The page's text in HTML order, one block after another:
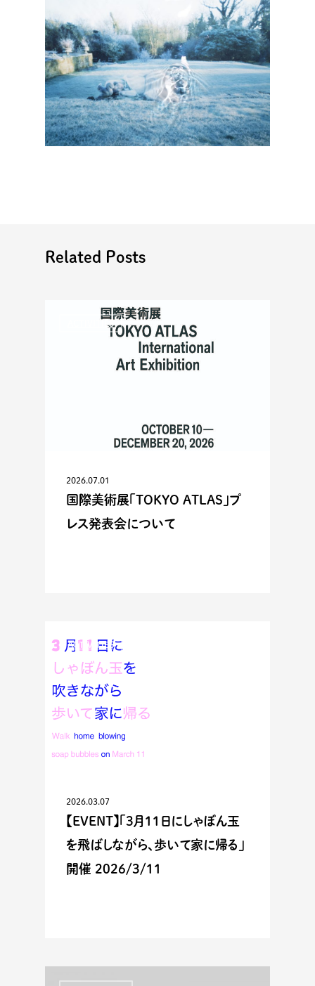
Related Posts
ACTIVITIES
2026.07.01
国際美術展「TOKYO ATLAS」プ
レス発表会について
ACTIVITIES
2026.03.07
【EVENT】「3月11日にしゃぼん玉
を飛ばしながら、歩いて家に帰る」
開催 2026/3/11